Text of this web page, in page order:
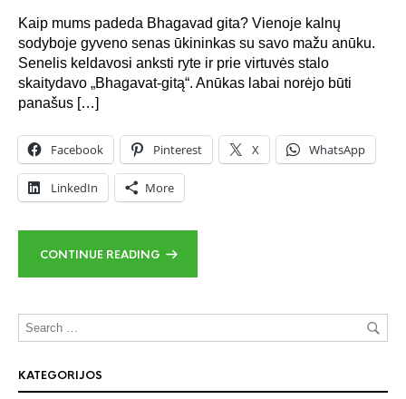
Kaip mums padeda Bhagavad gita? Vienoje kalnų
sodyboje gyveno senas ūkininkas su savo mažu anūku.
Senelis keldavosi anksti ryte ir prie virtuvės stalo
skaitydavo „Bhagavat-gitą“. Anūkas labai norėjo būti
panašus […]
Facebook Pinterest X WhatsApp
LinkedIn More
CONTINUE READING
KATEGORIJOS